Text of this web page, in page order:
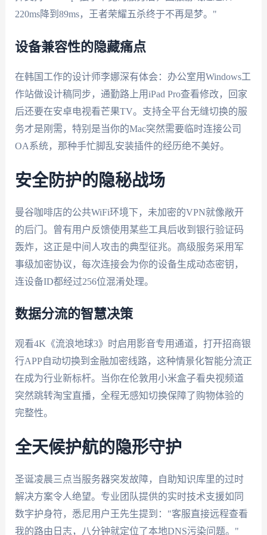
220ms降到89ms，王者荣耀五杀终于不再是梦。"
设备兼容性的隐藏痛点
在韩国工作的设计师李娜深有体会：办公室用Windows工
作站做设计稿同步，通勤路上用iPad Pro查看修改，回家
后还要在安卓电视看芒果TV。支持全平台无缝切换的服
务才是刚需，特别是当你的Mac突然需要临时连接公司
OA系统，那种手忙脚乱安装插件的经历绝不美好。
安全防护的隐秘战场
曼谷咖啡店的公共WiFi环境下，未加密的VPN就像敞开
的后门。曾有用户反馈使用某些工具后收到银行验证码
轰炸，这正是中间人攻击的典型征兆。高级服务采用军
事级加密协议，每次连接会为你的设备生成动态密钥，
连设备ID都经过256位混淆处理。
数据分流的智慧决策
观看4K《流浪地球3》时启用影音专用通道，打开招商银
行APP自动切换到金融加密线路，这种情景化智能分流正
在成为行业新标杆。当你在伦敦用小米盒子看央视频道
突然跳转淘宝直播，全程无感知切换保障了购物体验的
完整性。
全天候护航的隐形守护
圣诞凌晨三点当服务器突发故障，自助知识库里的过时
解决方案令人绝望。专业团队提供的实时技术支援如同
数字护身符，悉尼用户王先生提到："客服直接远程查看
我的路由日志，八分钟就定位了本地DNS污染问题。"